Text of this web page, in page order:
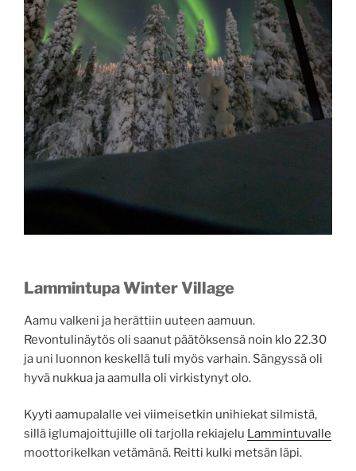
Lammintupa Winter Village
Aamu valkeni ja herättiin uuteen aamuun.
Revontulinäytös oli saanut päätöksensä noin klo 22.30
ja uni luonnon keskellä tuli myös varhain. Sängyssä oli
hyvä nukkua ja aamulla oli virkistynyt olo.
Kyyti aamupalalle vei viimeisetkin unihiekat silmistä,
sillä iglumajoittujille oli tarjolla rekiajelu Lammintuvalle
moottorikelkan vetämänä. Reitti kulki metsän läpi.